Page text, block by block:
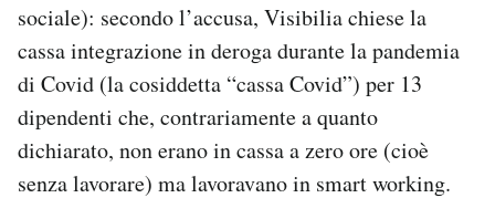
sociale): secondo l’accusa, Visibilia chiese la
cassa integrazione in deroga durante la pandemia
di Covid (la cosiddetta “cassa Covid”) per 13
dipendenti che, contrariamente a quanto
dichiarato, non erano in cassa a zero ore (cioè
senza lavorare) ma lavoravano in smart working.